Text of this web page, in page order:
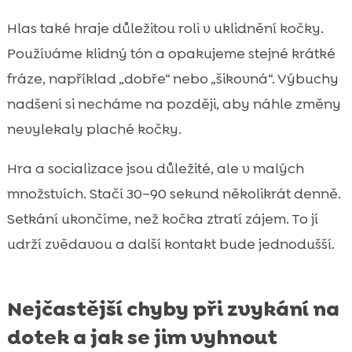
Hlas také hraje důležitou roli v uklidnění kočky.
Používáme klidný tón a opakujeme stejné krátké
fráze, například „dobře“ nebo „šikovná“. Výbuchy
nadšení si necháme na později, aby náhle změny
nevylekaly plaché kočky.
Hra a socializace jsou důležité, ale v malých
množstvích. Stačí 30–90 sekund několikrát denně.
Setkání ukončíme, než kočka ztratí zájem. To jí
udrží zvědavou a další kontakt bude jednodušší.
Nejčastější chyby při zvykání na
dotek a jak se jim vyhnout